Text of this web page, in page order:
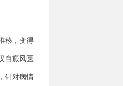
移，变得
白癜风医
针对病情